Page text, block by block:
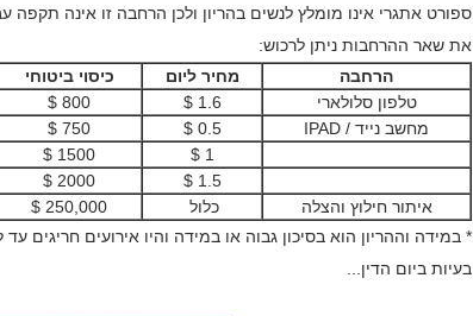
ספורט אתגרי אינו מומלץ לנשים בהריון ולכן הרחבה זו אינה תקפה
את שאר ההרחבות ניתן לרכוש:
הרחבה
מחיר ליום
כיסוי ביטוחי
טלפון סלולארי
1.6 $
800 $
מחשב נייד / IPAD
0.5 $
750 $
1 $
1500 $
1.5 $
2000 $
איתור חילוץ והצלה
כלול
250,000 $
* במידה וההריון הוא בסיכון גבוה או במידה והיו אירועים חריגים
בעיות ביום הדין...